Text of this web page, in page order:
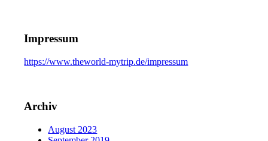
Impressum
https://www.theworld-mytrip.de/impressum
Archiv
August 2023